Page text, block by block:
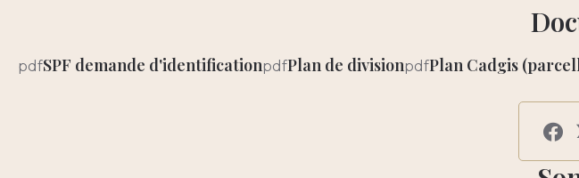
pdfSPF demande d'identificationpdfPlan de divisionpdfPlan Cadgis